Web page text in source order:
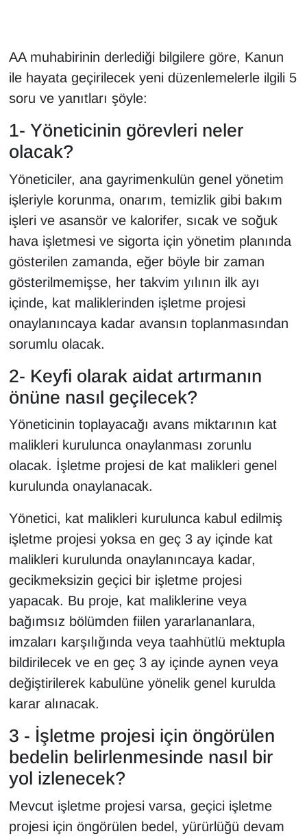
AA muhabirinin derlediği bilgilere göre, Kanun
ile hayata geçirilecek yeni düzenlemelerle ilgili 5
soru ve yanıtları şöyle:
1- Yöneticinin görevleri neler
olacak?
Yöneticiler, ana gayrimenkulün genel yönetim
işleriyle korunma, onarım, temizlik gibi bakım
işleri ve asansör ve kalorifer, sıcak ve soğuk
hava işletmesi ve sigorta için yönetim planında
gösterilen zamanda, eğer böyle bir zaman
gösterilmemişse, her takvim yılının ilk ayı
içinde, kat maliklerinden işletme projesi
onaylanıncaya kadar avansın toplanmasından
sorumlu olacak.
2- Keyfi olarak aidat artırmanın
önüne nasıl geçilecek?
Yöneticinin toplayacağı avans miktarının kat
malikleri kurulunca onaylanması zorunlu
olacak. İşletme projesi de kat malikleri genel
kurulunda onaylanacak.
Yönetici, kat malikleri kurulunca kabul edilmiş
işletme projesi yoksa en geç 3 ay içinde kat
malikleri kurulunda onaylanıncaya kadar,
gecikmeksizin geçici bir işletme projesi
yapacak. Bu proje, kat maliklerine veya
bağımsız bölümden fiilen yararlananlara,
imzaları karşılığında veya taahhütlü mektupla
bildirilecek ve en geç 3 ay içinde aynen veya
değiştirilerek kabulüne yönelik genel kurulda
karar alınacak.
3 - İşletme projesi için öngörülen
bedelin belirlenmesinde nasıl bir
yol izlenecek?
Mevcut işletme projesi varsa, geçici işletme
projesi için öngörülen bedel, yürürlüğü devam
İngilizce
Kadın
Kamu Alımları
Kim Kimdir?
Kültür & Sanat
KURDÎ
MAGAZİN
MEDYA
ONE EKONOMİ
POLİTİKA
Resmi İlanlar
RÖPORTAJ
SAĞLIK
Sinema - TV
SİYASET
SPOR
TEBRİK
TEKNOLOJİ
VAN'DA SPOR
Vasıta
YAŞAM